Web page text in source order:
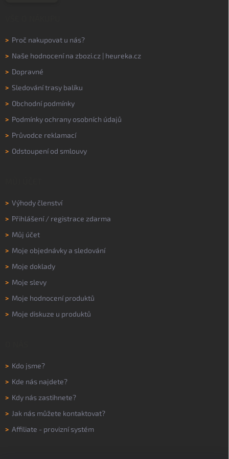
> Proč nakupovat u nás?
> Naše hodnocení na zbozi.cz | heureka.cz
> Dopravné
> Sledování trasy balíku
> Obchodní podmínky
> Podmínky ochrany osobních údajů
> Průvodce reklamací
> Odstoupení od smlouvy
> Výhody členství
> Přihlášení/ registrace zdarma
> Můj účet
> Moje objednávky a sledování
> Moje doklady
> Moje slevy
> Moje hodnocení produktů
> Moje diskuze u produktů
> Kdo jsme?
> Kde nás najdete?
> Kdy nás zastihnete?
> Jak nás můžete kontaktovat?
> Affiliate - provizní systém